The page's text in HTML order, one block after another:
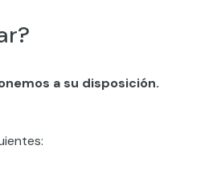
a su disposición.